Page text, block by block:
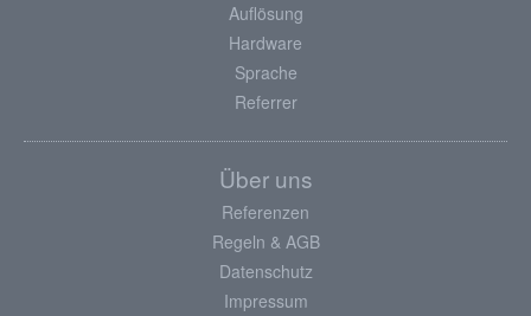
Auflösung
Hardware
Sprache
Referrer
Über uns
Referenzen
Regeln & AGB
Datenschutz
Impressum